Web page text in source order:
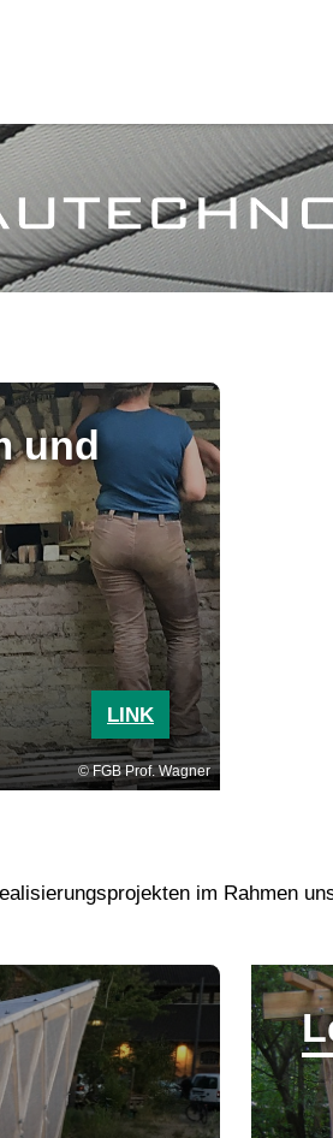
FGB Prof. Wagner
LINK
im Rahmen